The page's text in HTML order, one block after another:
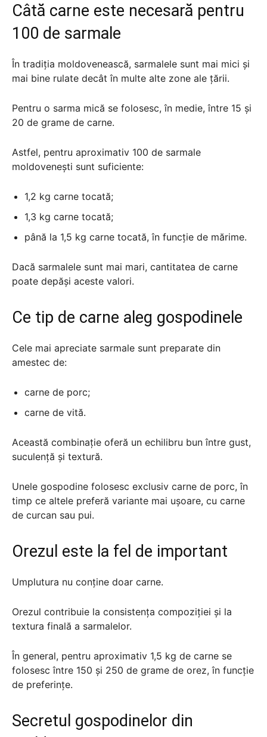
Câtă carne este necesară pentru
100 de sarmale
În tradiția moldovenească, sarmalele sunt mai mici și
mai bine rulate decât în multe alte zone ale țării.
Pentru o sarma mică se folosesc, în medie, între 15 și
20 de grame de carne.
Astfel, pentru aproximativ 100 de sarmale
moldovenești sunt suficiente:
1,2 kg carne tocată;
1,3 kg carne tocată;
până la 1,5 kg carne tocată, în funcție de mărime.
Dacă sarmalele sunt mai mari, cantitatea de carne
poate depăși aceste valori.
Ce tip de carne aleg gospodinele
Cele mai apreciate sarmale sunt preparate din
amestec de:
carne de porc;
carne de vită.
Această combinație oferă un echilibru bun între gust,
suculență și textură.
Unele gospodine folosesc exclusiv carne de porc, în
timp ce altele preferă variante mai ușoare, cu carne
de curcan sau pui.
Orezul este la fel de important
Umplutura nu conține doar carne.
Orezul contribuie la consistența compoziției și la
textura finală a sarmalelor.
În general, pentru aproximativ 1,5 kg de carne se
folosesc între 150 și 250 de grame de orez, în funcție
de preferințe.
Secretul gospodinelor din